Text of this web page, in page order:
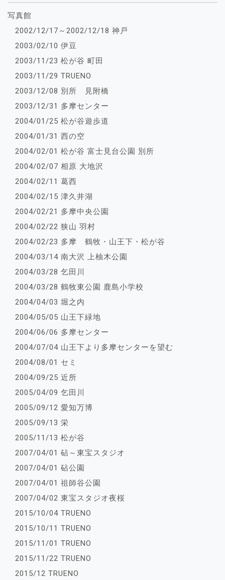
写真館
2002/12/17～2002/12/18 神戸
2003/02/10 伊豆
2003/11/23 松が谷 町田
2003/11/29 TRUENO
2003/12/08 別所 見附橋
2003/12/31 多摩センター
2004/01/25 松が谷遊歩道
2004/01/31 西の空
2004/02/01 松が谷 富士見台公園 別所
2004/02/07 相原 大地沢
2004/02/11 葛西
2004/02/15 津久井湖
2004/02/21 多摩中央公園
2004/02/22 狭山 羽村
2004/02/23 多摩 鶴牧・山王下・松が谷
2004/03/14 南大沢 上柚木公園
2004/03/28 乞田川
2004/03/28 鶴牧東公園 鹿島小学校
2004/04/03 堀之内
2004/05/05 山王下緑地
2004/06/06 多摩センター
2004/07/04 山王下より多摩センターを望む
2004/08/01 セミ
2004/09/25 近所
2005/04/09 乞田川
2005/09/12 愛知万博
2005/09/13 栄
2005/11/13 松が谷
2007/04/01 砧～東宝スタジオ
2007/04/01 砧公園
2007/04/01 祖師谷公園
2007/04/02 東宝スタジオ夜桜
2015/10/04 TRUENO
2015/10/11 TRUENO
2015/11/01 TRUENO
2015/11/22 TRUENO
2015/12 TRUENO